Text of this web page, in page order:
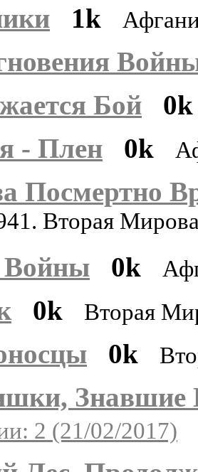
1k
Бой
0k
- Плен
0k
Посмертно
Вторая
Войны
0k
0k Вторая
0k
Знавшие
2 (21/02/2017)